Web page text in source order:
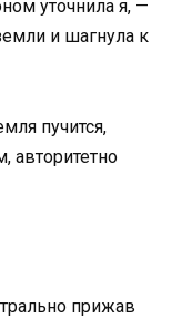
уточнила я, —
и шагнула к
пучится,
авторитетно
прижав